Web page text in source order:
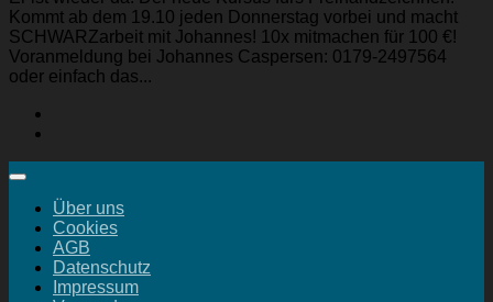
Kommt ab dem 19.10 jeden Donnerstag vorbei und macht
SCHWARZarbeit mit Johannes! 10x mitmachen für 100 €!
Voranmeldung bei Johannes Caspersen: 0179-2497564
oder einfach das...
Über uns
Cookies
AGB
Datenschutz
Impressum